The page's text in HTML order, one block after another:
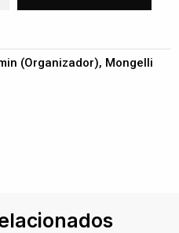
(Organizador), Mongelli